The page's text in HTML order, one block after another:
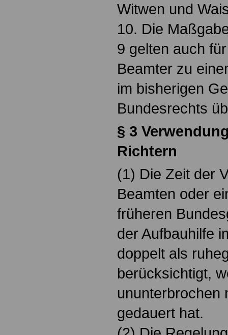
Witwen und
10. Die
9 gelten auch
Beamter zu
im bisherigen
Bundesrechts
§ 3
Richtern
(1) Die Zeit der
Beamten oder
früheren
der Aufbauhilfe
doppelt als
berücksichtigt,
ununterbrochen
gedauert hat.